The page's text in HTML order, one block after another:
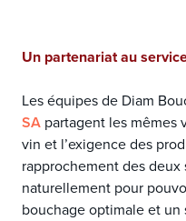
Un partenariat au
Les équipes de Diam
SA partagent les mêmes
vin et l’exigence des
rapprochement des
naturellement pour
bouchage optimale et